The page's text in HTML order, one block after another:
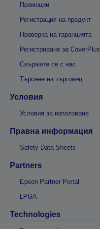
Промоции
Регистрация на продукт
Проверка на гаранцията
Регистриране за CoverPlus
Свържете се с нас
Търсене на търговец
Условия
Условия за използване
Правна информация
Safety Data Sheets
Partners
Epson Partner Portal
LPGA
Technologies